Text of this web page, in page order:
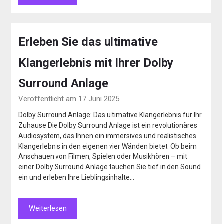
Erleben Sie das ultimative
Klangerlebnis mit Ihrer Dolby
Surround Anlage
Veröffentlicht am 17 Juni 2025
Dolby Surround Anlage: Das ultimative Klangerlebnis für Ihr
Zuhause Die Dolby Surround Anlage ist ein revolutionäres
Audiosystem, das Ihnen ein immersives und realistisches
Klangerlebnis in den eigenen vier Wänden bietet. Ob beim
Anschauen von Filmen, Spielen oder Musikhören – mit
einer Dolby Surround Anlage tauchen Sie tief in den Sound
ein und erleben Ihre Lieblingsinhalte…
Weiterlesen